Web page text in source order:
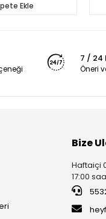
Ekle
7 / 24
Öneri
Bize
Haftaiçi
17:00